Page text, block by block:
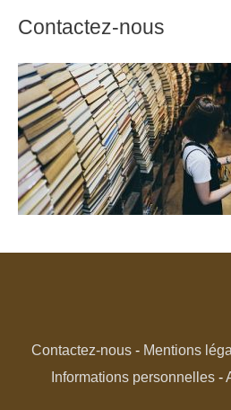
Contactez-nous
Contactez-nous- Mentions
Informations personnelles -